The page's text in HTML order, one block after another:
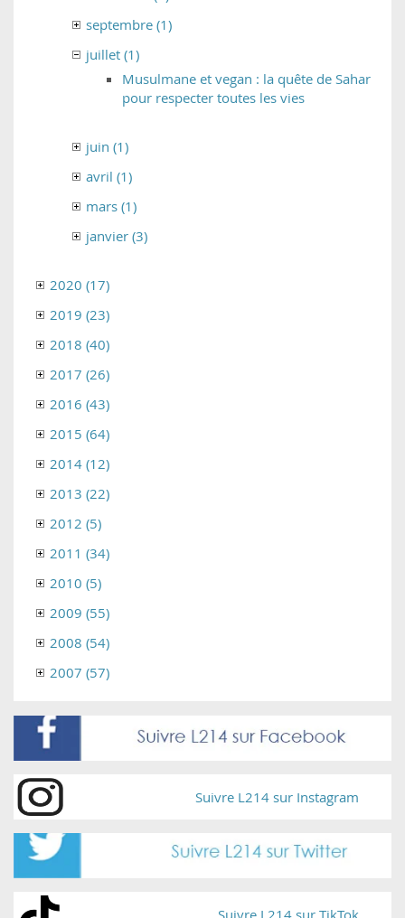
septembre (1)
juillet (1)
Musulmane et vegan : la quête de Sahar
pour respecter toutes les vies
juin (1)
avril (1)
mars (1)
janvier (3)
2020 (17)
2019 (23)
2018 (40)
2017 (26)
2016 (43)
2015 (64)
2014 (12)
2013 (22)
2012 (5)
2011 (34)
2010 (5)
2009 (55)
2008 (54)
2007 (57)
Suivre L214 sur Instagram
Suivre L214 sur TikTok